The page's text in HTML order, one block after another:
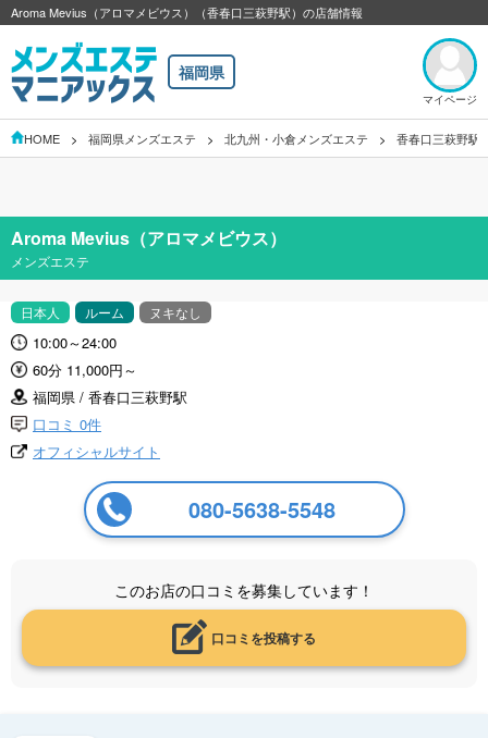
Aroma Mevius（アロマメビウス）（香春口三萩野駅）の店舗情報
福岡県
マイページ
HOME 福岡県メンズエステ 北九州・小倉メンズエステ 香春口三萩野駅
Aroma Mevius（アロマメビウス）
メンズエステ
日本人 ルーム ヌキなし
10:00～24:00
60分 11,000円～
福岡県 / 香春口三萩野駅
口コミ 0件
オフィシャルサイト
080-5638-5548
このお店の口コミを募集しています！
口コミを投稿する